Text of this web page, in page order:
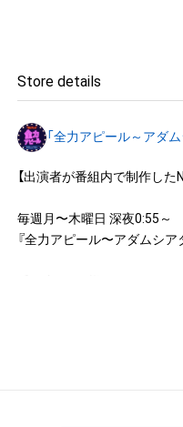
◆本アイテムに関する注意事
用新案権、商標権、意匠権そ
は、本アイテムの著作権を
有していたとしても、本ア
することを意味しません。
を受けている者からの事前
(改変、公開、配布、逆コン
Store details
「全力アピール～アダ
【出演者が番組内で制作した
毎週月〜木曜日 深夜0:55～
『全力アピール〜アダムシア
そのパフォーマンスや特技